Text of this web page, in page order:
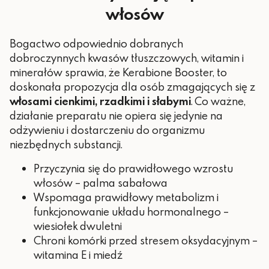
włosów
Bogactwo odpowiednio dobranych
dobroczynnych kwasów tłuszczowych, witamin i
minerałów sprawia, że Kerabione Booster, to
doskonała propozycja dla osób zmagających się z
włosami cienkimi, rzadkimi i słabymi. Co ważne,
działanie preparatu nie opiera się jedynie na
odżywieniu i dostarczeniu do organizmu
niezbędnych substancji.
Przyczynia się do prawidłowego wzrostu
włosów – palma sabałowa
Wspomaga prawidłowy metabolizm i
funkcjonowanie układu hormonalnego –
wiesiołek dwuletni
Chroni komórki przed stresem oksydacyjnym –
witamina E i miedź